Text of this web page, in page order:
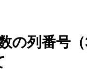
の列番号